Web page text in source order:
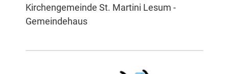
Kirchengemeinde St. Martini Lesum -
Gemeindehaus